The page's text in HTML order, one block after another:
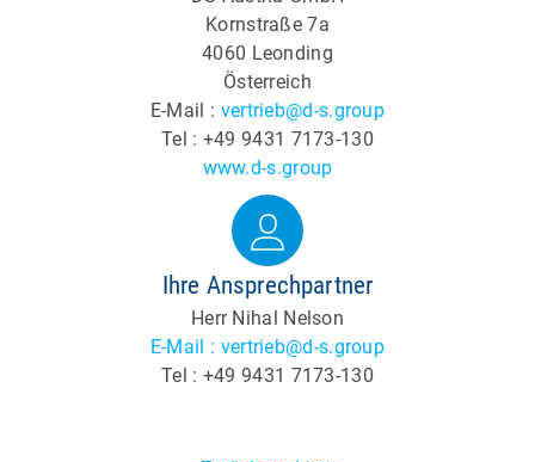
Kornstraße 7a
4060 Leonding
Österreich
E-Mail : vertrieb@d-s.group
Tel : +49 9431 7173-130
www.d-s.group
Ihre Ansprechpartner
Herr Nihal Nelson
E-Mail : vertrieb@d-s.group
Tel : +49 9431 7173-130